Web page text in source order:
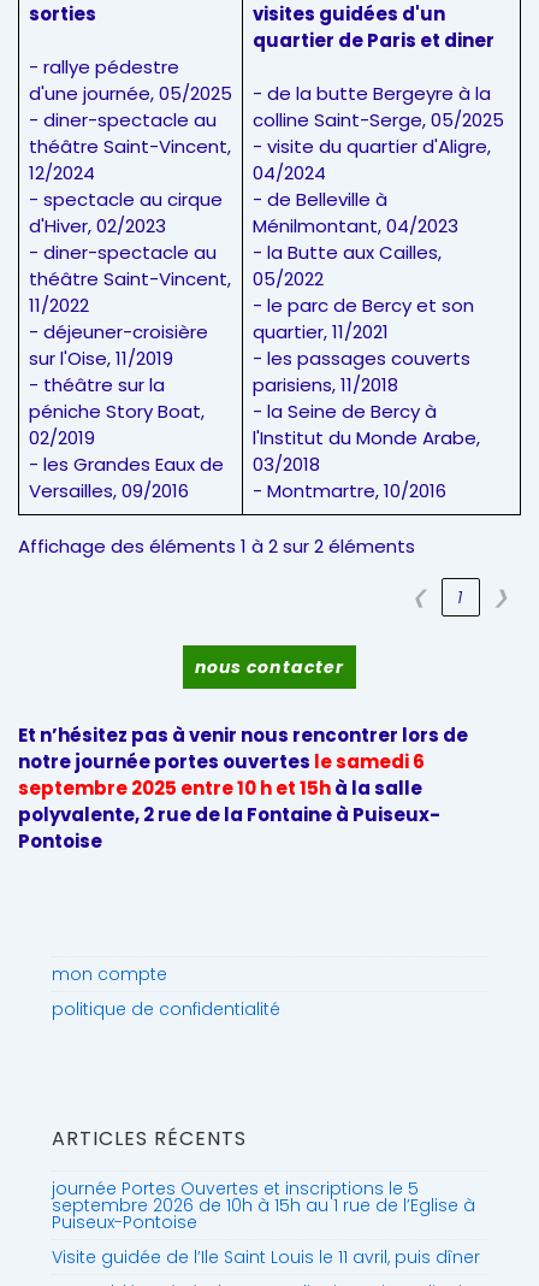
sorties
- rallye pédestre
d'une journée, 05/2025
- diner-spectacle au
théâtre Saint-Vincent,
12/2024
- spectacle au cirque
d'Hiver, 02/2023
- diner-spectacle au
théâtre Saint-Vincent,
11/2022
- déjeuner-croisière
sur l'Oise, 11/2019
- théâtre sur la
péniche Story Boat,
02/2019
- les Grandes Eaux de
Versailles, 09/2016
visites guidées d'un
quartier de Paris et diner
- de la butte Bergeyre à la
colline Saint-Serge, 05/2025
- visite du quartier d'Aligre,
04/2024
- de Belleville à
Ménilmontant, 04/2023
- la Butte aux Cailles,
05/2022
- le parc de Bercy et son
quartier, 11/2021
- les passages couverts
parisiens, 11/2018
- la Seine de Bercy à
l'Institut du Monde Arabe,
03/2018
- Montmartre, 10/2016
Affichage des éléments 1 à 2 sur 2 éléments
❮
1 ❯
nous contacter
Et n’hésitez pas à venir nous rencontrer lors de
notre journée portes ouvertes le samedi 6
septembre 2025 entre 10 h et 15hà la salle
polyvalente, 2 rue de la Fontaine à Puiseux-
Pontoise
mon compte
politique de confidentialité
ARTICLES RÉCENTS
journée Portes Ouvertes et inscriptions le 5
septembre 2026 de 10h à 15h au 1 rue de l’Eglise à
Puiseux-Pontoise
Visite guidée de l’Ile Saint Louis le 11 avril, puis dîner